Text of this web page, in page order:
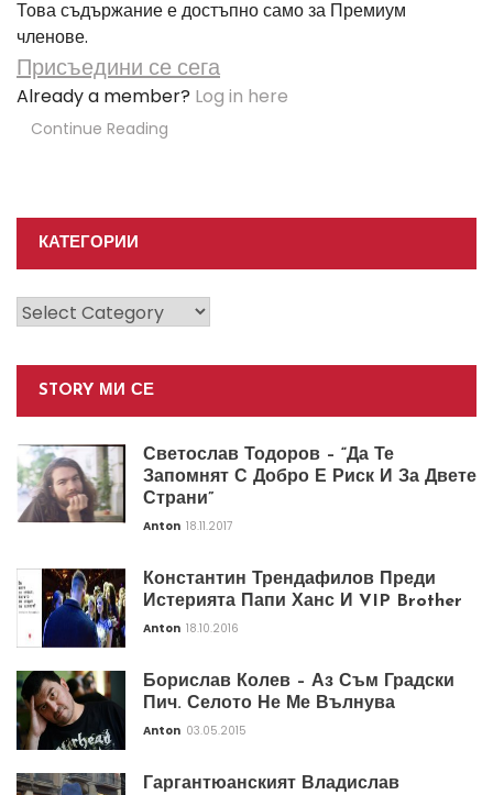
Това съдържание е достъпно само за Премиум
членове.
Присъедини се сега
Already a member? Log in here
Continue Reading
КАТЕГОРИИ
Категории
STORY МИ СЕ
Светослав Тодоров – “Да Те
Запомнят С Добро Е Риск И За Двете
Страни”
Anton 18.11.2017
Константин Трендафилов Преди
Истерията Папи Ханс И VIP Brother
Anton 18.10.2016
Борислав Колев – Аз Съм Градски
Пич. Селото Не Ме Вълнува
Anton 03.05.2015
Гаргантюанският Владислав